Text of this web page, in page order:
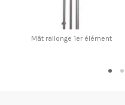
Mât rallonge 1er élément